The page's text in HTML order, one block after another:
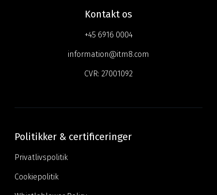
Kontakt os
+45 6916 0004
information@itm8.com
CVR: 27001092
Politikker & certificeringer
Privatlivspolitik
Cookiepolitik